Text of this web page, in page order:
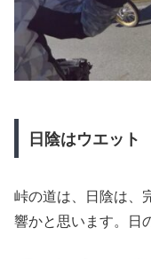
日陰はウエット
峠の道は、日陰は、
響かと思います。日